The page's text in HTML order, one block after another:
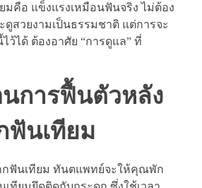
มคือ แข็งแรงเหมือนฟันจริง ไม่ต้อง
ดูสวยงามเป็นธรรมชาติ แต่การจะ
ว้ได้ ต้องอาศัย “การดูแล” ที่
การฟื้นตัวหลัง
ฟันเทียม
กฟันเทียม ทันตแพทย์จะให้คุณพัก